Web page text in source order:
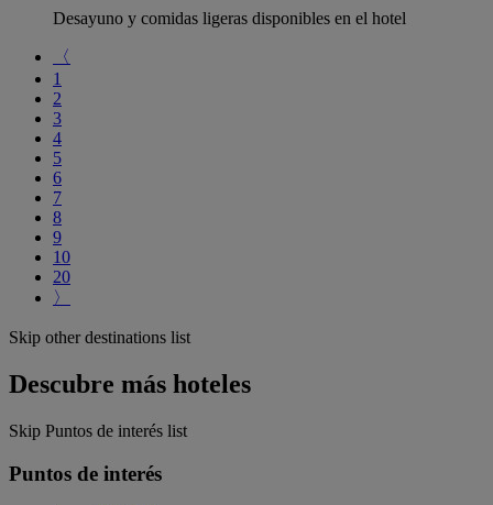
Desayuno y comidas ligeras disponibles en el hotel
〈
1
2
3
4
5
6
7
8
9
10
20
〉
Skip other destinations list
Descubre más hoteles
Skip Puntos de interés list
Puntos de interés